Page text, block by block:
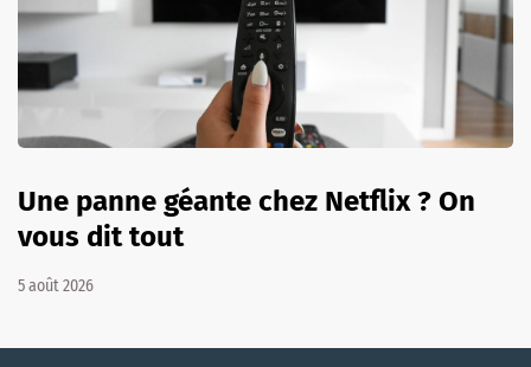
Une panne géante chez Netflix ? On
vous dit tout
5 août 2026